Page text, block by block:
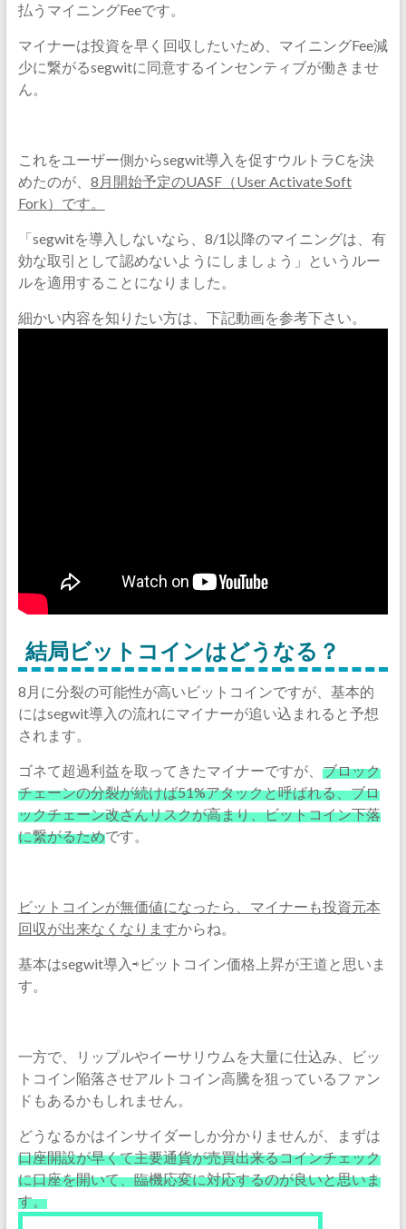
払うマイニングFeeです。
マイナーは投資を早く回収したいため、マイニングFee減
少に繋がるsegwitに同意するインセンティブが働きませ
ん。
これをユーザー側からsegwit導入を促すウルトラCを決
めたのが、 8月開始予定のUASF（User Activate Soft
Fork）です。
「segwitを導入しないなら、8/1以降のマイニングは、有
効な取引として認めないようにしましょう」というルー
ルを適用することになりました。
細かい内容を知りたい方は、下記動画を参考下さい。
結局ビットコインはどうなる？
8月に分裂の可能性が高いビットコインですが、基本的
にはsegwit導入の流れにマイナーが追い込まれると予想
されます。
ゴネて超過利益を取ってきたマイナーですが、 ブロック
チェーンの分裂が続けば51%アタックと呼ばれる、ブロ
ックチェーン改ざんリスクが高まり、ビットコイン下落
に繋がるためです。
ビットコインが無価値になったら、マイナーも投資元本
回収が出来なくなりますからね。
基本はsegwit導入⇨ビットコイン価格上昇が王道と思いま
す。
一方で、リップルやイーサリウムを大量に仕込み、ビッ
トコイン陥落させアルトコイン高騰を狙っているファン
ドもあるかもしれません。
どうなるかはインサイダーしか分かりませんが、まずは
口座開設が早くて主要通貨が売買出来るコインチェック
に口座を開いて、臨機応変に対応するのが良いと思いま
す。